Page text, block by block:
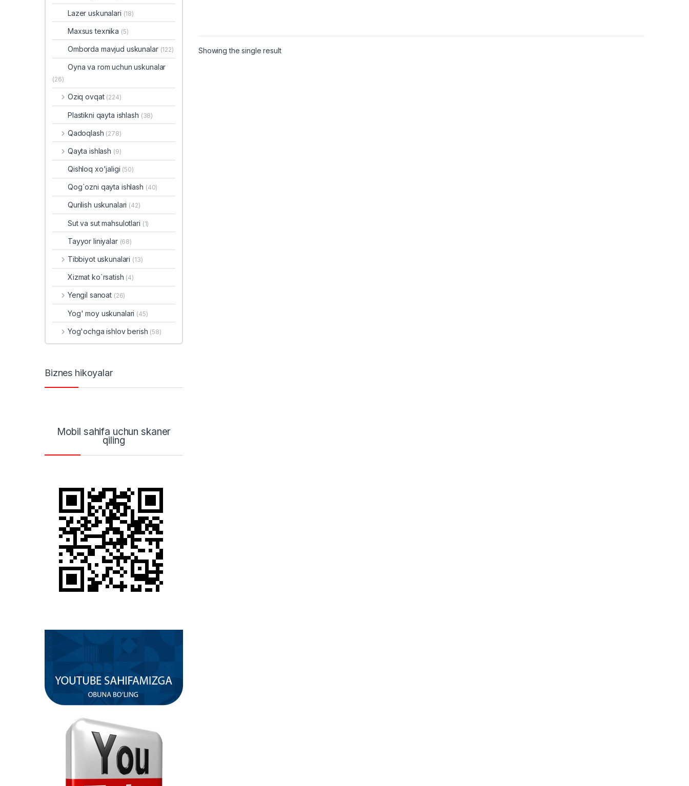
Showing the single result
Lazer uskunalari (18)
Maxsus texnika (5)
Omborda mavjud uskunalar (122)
Oyna va rom uchun uskunalar
(26)
Oziq ovqat (224)
Plastikni qayta ishlash (38)
Qadoqlash (278)
Qayta ishlash (9)
Qishloq xo'jaligi (50)
Qog`ozni qayta ishlash (40)
Qurilish uskunalari (42)
Sut va sut mahsulotlari (1)
Tayyor liniyalar (68)
Tibbiyot uskunalari (13)
Xizmat ko`rsatish (4)
Yengil sanoat (26)
Yog' moy uskunalari (45)
Yog'ochga ishlov berish (58)
Biznes hikoyalar
Mobil sahifa uchun skaner
qiling